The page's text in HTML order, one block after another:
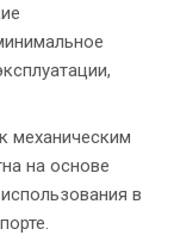
механическим
на основе
в